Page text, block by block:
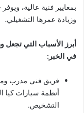
بمعايير فنية عالية،
وزيادة عمرها التشغيلي.
أبرز الأسباب التي تجعل
في الخبر:
فريق فني مدرب
أنظمة سيارات كيا
التشخيص.